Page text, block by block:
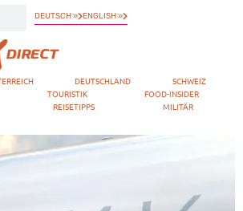
DEUTSCH » ENGLISH »
DEUTSCHLAND
SCHWEIZ
TOURISTIK
FOOD-INSIDER
REISETIPPS MILITÄR